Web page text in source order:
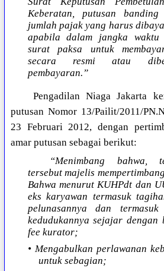
Keberatan, putusan banding
jumlah pajak yang harus
apabila dalam jangka
surat paksa untuk
secara resmi atau
pembayaran.”
Pengadilan Niaga Jakarta
putusan Nomor 13/Pailit/2011/
23 Februari 2012, dengan
amar putusan sebagai berikut:
“Menimbang bahwa,
tersebut majelis
Bahwa menurut KUHPdt dan
eks karyawan termasuk
pelunasannya dan
kedudukannya sejajar
fee kurator;
• Mengabulkan perlawanan
untuk sebagian;